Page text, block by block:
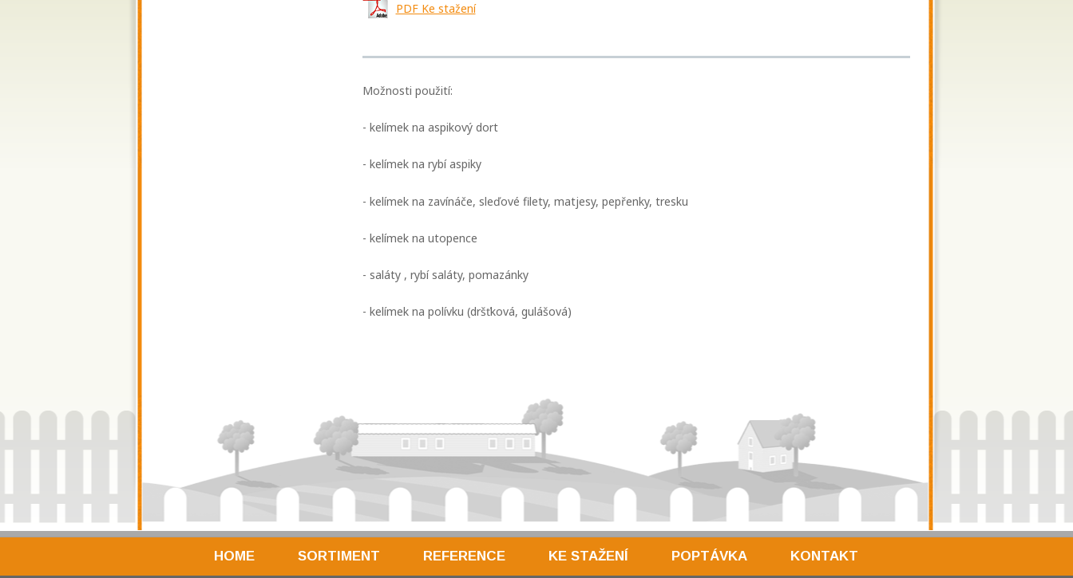
PDF Ke stažení
Možnosti použití:
- kelímek na aspikový dort
- kelímek na rybí aspiky
- kelímek na zavínáče, sleďové filety, matjesy, pepřenky, tresku
- kelímek na utopence
- saláty , rybí saláty, pomazánky
- kelímek na polívku (dršťková, gulášová)
HOME SORTIMENT REFERENCE KE STAŽENÍ POPTÁVKA KONTAKT